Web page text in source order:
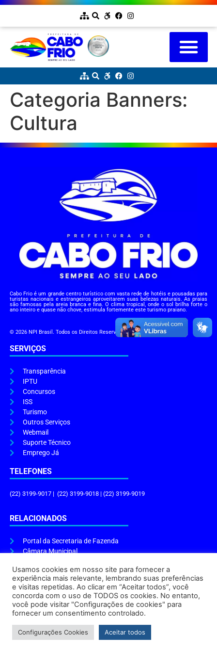
Categoria Banners:
Cultura
Cabo Frio é um grande centro turístico com vasta rede de hotéis e pousadas para
turistas nacionais e estrangeiros aproveitarem suas belezas naturais. As praias
são famosas pela areia branca e fina. O clima tropical, onde o sol brilha forte o
ano inteiro e quase não chove, estimula fortemente este turismo praiano.
© 2026 NPI Brasil. Todos os Direitos Reservados.
SERVIÇOS
Transparência
IPTU
Concursos
ISS
Turismo
Outros Serviços
Webmail
Suporte Técnico
Emprego Já
TELEFONES
(22) 3199-9017 | (22) 3199-9018 | (22) 3199-9019
RELACIONADOS
Portal da Secretaria de Fazenda
Câmara Municipal
ENDEREÇO E HORÁRIO
Endereço:Praça Tiradentes, s/n – Centro, Cabo Frio – RJ, 28906-290
Atendimento do Protocolo Geral da Prefeitura:9h às 16h
Horário de Funcionamento:8h às 17h
Usamos cookies em nosso site para fornecer a
experiência mais relevante, lembrando suas preferências
e visitas repetidas. Ao clicar em “Aceitar todos”, você
concorda com o uso de TODOS os cookies. No entanto,
você pode visitar "Configurações de cookies" para
fornecer um consentimento controlado.
Configurações Cookies Aceitar todos